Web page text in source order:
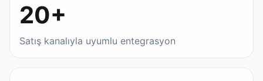
20+
Satış kanalıyla uyumlu entegrasyon